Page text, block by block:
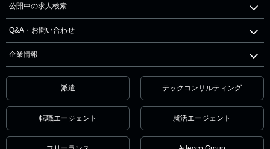
公開中の求人検索
Q&A・お問い合わせ
企業情報
派遣 テックコンサルティング
転職エージェント 就活エージェント